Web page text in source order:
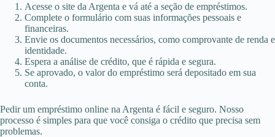
Acesse o site da Argenta e vá até a seção de empréstimos.
Complete o formulário com suas informações pessoais e
financeiras.
Envie os documentos necessários, como comprovante de renda e
identidade.
Espera a análise de crédito, que é rápida e segura.
Se aprovado, o valor do empréstimo será depositado em sua
conta.
Pedir um empréstimo online na Argenta é fácil e seguro. Nosso
processo é simples para que você consiga o crédito que precisa sem
problemas.